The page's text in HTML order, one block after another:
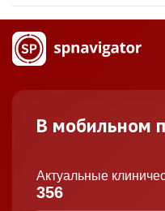
В мобильном
Актуальные
356